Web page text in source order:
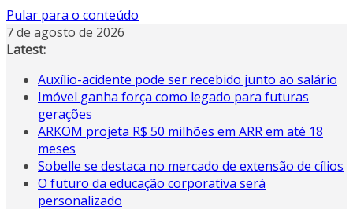
Pular para o conteúdo
7 de agosto de 2026
Latest:
Auxílio-acidente pode ser recebido junto ao salário
Imóvel ganha força como legado para futuras
gerações
ARKOM projeta R$ 50 milhões em ARR em até 18
meses
Sobelle se destaca no mercado de extensão de cílios
O futuro da educação corporativa será
personalizado